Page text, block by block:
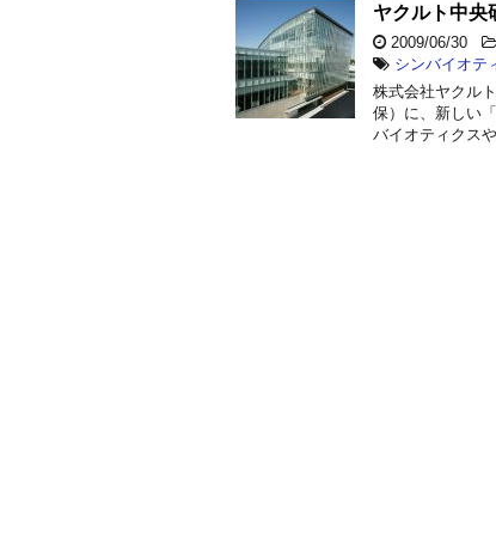
ヤクルト中央
2009/06/30
シンバイオテ
株式会社ヤクル
保）に、新しい
バイオティクス